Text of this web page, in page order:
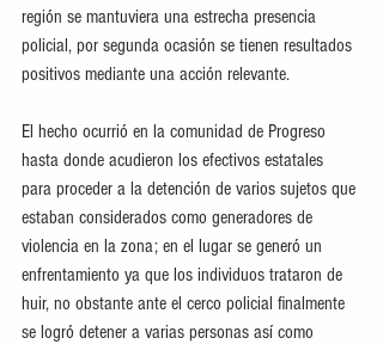
región se mantuviera una estrecha presencia
policial, por segunda ocasión se tienen resultados
positivos mediante una acción relevante.
El hecho ocurrió en la comunidad de Progreso
hasta donde acudieron los efectivos estatales
para proceder a la detención de varios sujetos que
estaban considerados como generadores de
violencia en la zona; en el lugar se generó un
enfrentamiento ya que los individuos trataron de
huir, no obstante ante el cerco policial finalmente
se logró detener a varias personas así como